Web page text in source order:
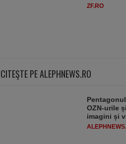
ZF.RO
CITEŞTE PE ALEPHNEWS.RO
OZN-urile
imagini și